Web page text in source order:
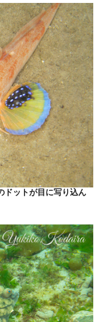
ドットが目に写り込ん